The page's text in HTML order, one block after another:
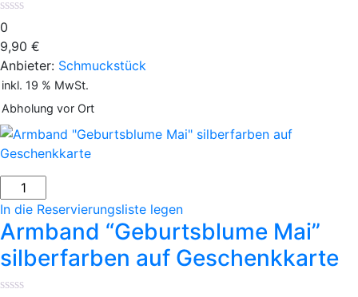
0
9,90 €
Anbieter: Schmuckstück
inkl. 19 % MwSt.
Abholung vor Ort
In die Reservierungsliste legen
Armband “Geburtsblume Mai”
silberfarben auf Geschenkkarte